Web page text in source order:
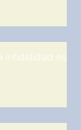
infidelidad es